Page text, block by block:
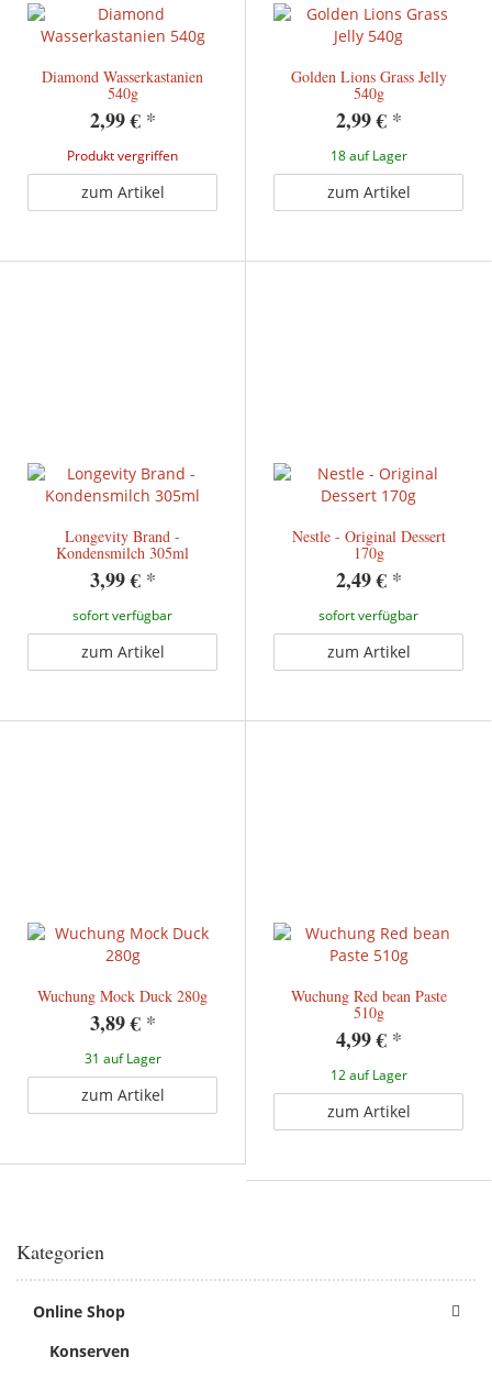
Diamond Wasserkastanien
540g
2,99 € *
Produkt vergriffen
zum Artikel
Golden Lions Grass Jelly
540g
2,99 € *
18 auf Lager
zum Artikel
Longevity Brand -
Kondensmilch 305ml
3,99 € *
sofort verfügbar
zum Artikel
Nestle - Original Dessert
170g
2,49 € *
sofort verfügbar
zum Artikel
Wuchung Mock Duck 280g
3,89 € *
31 auf Lager
zum Artikel
Wuchung Red bean Paste
510g
4,99 € *
12 auf Lager
zum Artikel
Kategorien
Online Shop
Konserven